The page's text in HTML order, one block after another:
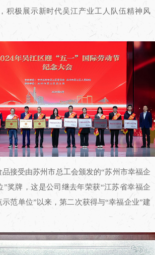
积极展示新时代吴江产业工人队伍精神风
品接受由苏州市总工会颁发的“苏州市幸福企
”奖牌，这是公司继去年荣获“江苏省幸福企
范单位”以来，第二次获得与“幸福企业”建